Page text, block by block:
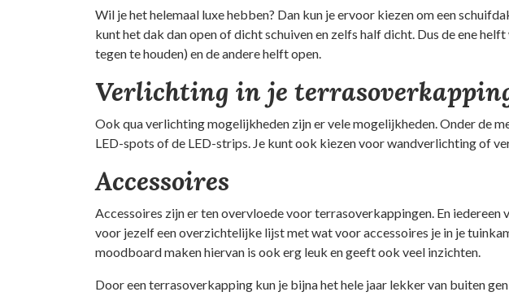
Wil je het helemaal luxe hebben? Dan kun je ervoor kiezen om een
kunt het dak dan open of dicht schuiven en zelfs half dicht. Dus de ene
tegen te houden) en de andere helft open.
Verlichting in je
Ook qua verlichting mogelijkheden zijn er vele mogelijkheden. Onder de
LED-spots of de LED-strips. Je kunt ook kiezen voor wandverlichting of
Accessoires
Accessoires zijn er ten overvloede voor terrasoverkappingen. En iedereen
voor jezelf een overzichtelijke lijst met wat voor accessoires je in je
moodboard maken hiervan is ook erg leuk en geeft ook veel inzichten.
Door een terrasoverkapping kun je bijna het hele jaar lekker van buiten